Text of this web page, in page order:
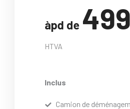
àpd de
HTVA
Inclus
Camion de